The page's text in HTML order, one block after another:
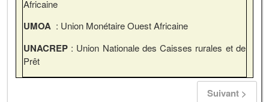
Africaine
UMOA : Union Monétaire Ouest Africaine
UNACREP : Union Nationale des Caisses rurales et de
Prêt
Suivant >